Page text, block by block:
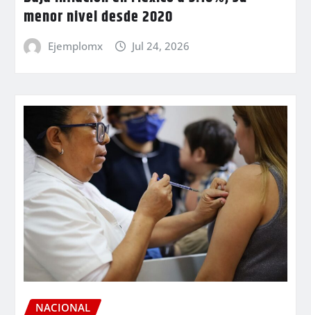
menor nivel desde 2020
Ejemplomx Jul 24, 2026
NACIONAL